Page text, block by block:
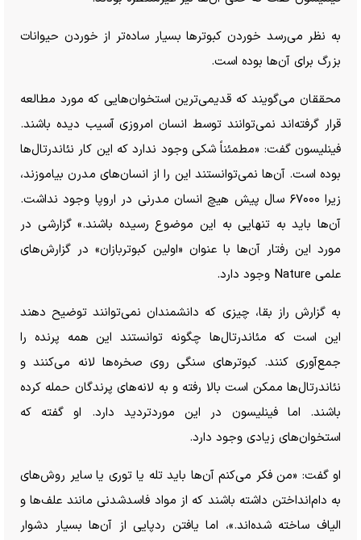
به نظر می‌رسد خوردن کبوتر‌ها بسیار ساده‌تر از خوردن حیوانات
بزرگ برای آن‌ها بوده است.
محققان می‌گویند که قدیمی‌ترین استخوان‌هایی که مورد مطالعه
قرار گرفته‌اند نمی‌توانند توسط انسان امروزی آسیب دیده باشند.
فینلیسون گفت: «مطمئناً شکی وجود ندارد که این کار نئاندرتال‌ها
بوده است. آن‌ها نمی‌توانستند این را از انسان‌های مدرن بیاموزند،
زیرا ۶۷۰۰۰ سال پیش هیچ انسان مدرنی در اروپا وجود نداشت.
آن‌ها باید به تنهایی به این موضوع رسیده باشند.» گزارشی در
مورد این رفتار آن‌ها با عنوان «اولین کبوتربازان» در گزارش‌های
علمی Nature وجود دارد.
به گزارش راز بقا، چیزی که دانشمندان نمی‌توانند توضیح دهند
این است که مئاندرتال‌ها چگونه توانستند این همه پرنده را
جمع‌آوری کنند. کبوتر‌های سنگی روی صخره‌ها لانه می‌کنند و
نئاندرتال‌ها ممکن است بالا رفته و به لانه‌های پرندگان حمله کرده
باشند. اما فینلیسون در این مورد‌تردید دارد. او گفته که
استخوان‌های زیادی وجود دارد.
او گفت: «من فکر می‌کنم آن‌ها باید تله یا توری یا سایر روش‌های
به دام‌انداختن داشته باشند که از مواد فاسدشدنی مانند علف‌ها و
الیاف ساخته شده‌اند.»، اما یافتن ردپایی از آن‌ها بسیار دشوار